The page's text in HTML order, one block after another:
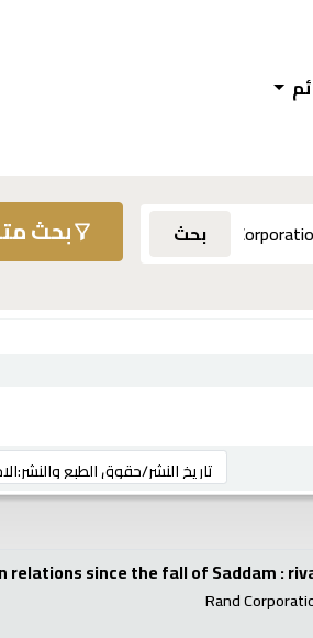
بحث بحث
ترتيب بواسطة:
relations since the fall of Saddam :
Rand